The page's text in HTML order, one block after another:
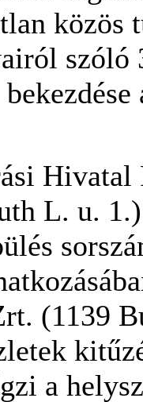
közös
L. u.
(1139
a